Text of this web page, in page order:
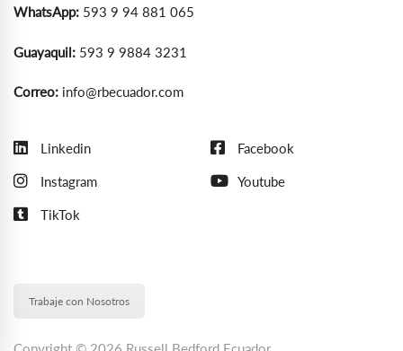
WhatsApp: 593 9 94 881 065
Guayaquil: 593 9 9884 3231
Correo: info@rbecuador.com
Linkedin Facebook
Instagram Youtube
TikTok
Trabaje con Nosotros